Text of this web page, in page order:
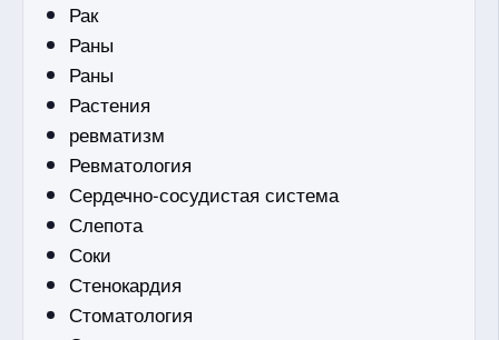
Рак
Раны
Раны
Растения
ревматизм
Ревматология
Сердечно-сосудистая система
Слепота
Соки
Стенокардия
Стоматология